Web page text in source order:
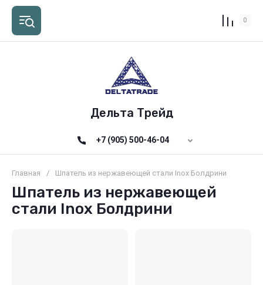
0
Дельта Трейд
+7 (905) 500-46-04
Главная / Шпатель из нержавеющей стали Inox Болдрини
Шпатель из нержавеющей
стали Inox Болдрини